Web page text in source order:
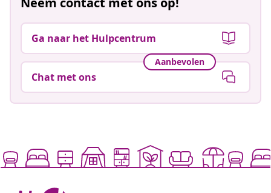
Ga naar het Hulpcentrum
Aanbevolen
Chat met ons